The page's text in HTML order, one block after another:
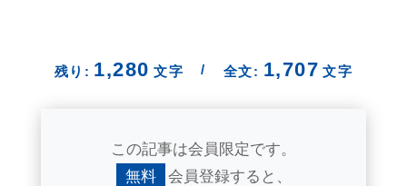
残り: 1,280 文字 / 全文: 1,707 文字
この記事は会員限定です。
無料
会員登録すると、